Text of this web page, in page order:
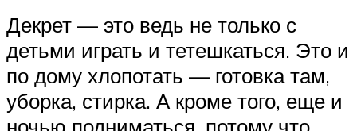
Декрет — это ведь не только с
детьми играть и тетешкаться. Это и
по дому хлопотать — готовка там,
уборка, стирка. А кроме того, еще и